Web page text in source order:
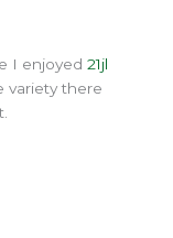
I enjoyed 21jl
variety there